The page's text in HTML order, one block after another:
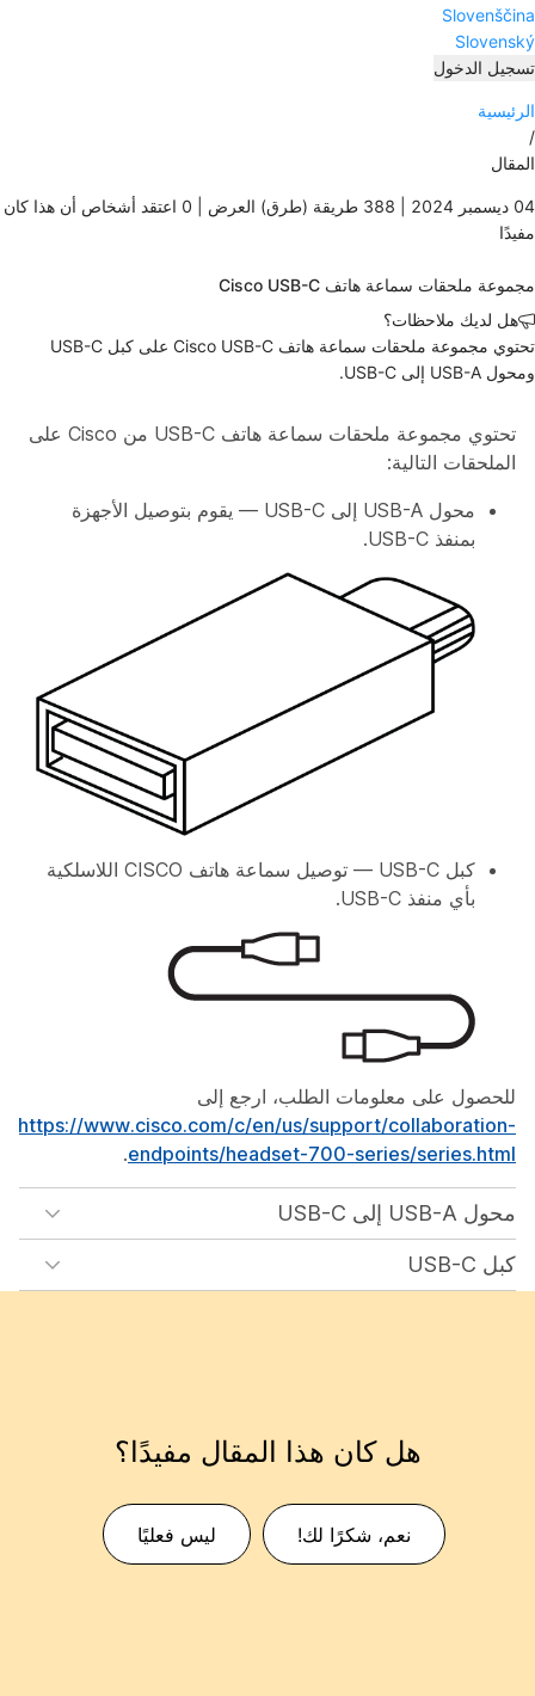
Slovenščina
Slovenský
تسجيل الدخول
الرئيسية
/
المقال
04 ديسمبر 2024 | 388 طريقة (طرق) العرض |
0 اعتقد أشخاص أن هذا كان
مفيدًا
مجموعة ملحقات سماعة هاتف Cisco USB-C
هل لديك ملاحظات؟
تحتوي مجموعة ملحقات سماعة هاتف Cisco USB-C على كبل USB-C
ومحول USB-A إلى USB-C.
تحتوي مجموعة ملحقات سماعة هاتف USB-C من Cisco على
الملحقات التالية:
محول USB-A إلى USB-C — يقوم بتوصيل الأجهزة
بمنفذ USB-C.
كبل USB-C — توصيل سماعة هاتف CISCO اللاسلكية
بأي منفذ USB-C.
للحصول على معلومات الطلب، ارجع إلى
https://www.cisco.com/c/en/us/support/collaboration-
endpoints/headset-700-series/series.html
.
محول USB-A إلى USB-C
كبل USB-C
هل كان هذا المقال مفيدًا؟
نعم، شكرًا لك! ليس فعليًا